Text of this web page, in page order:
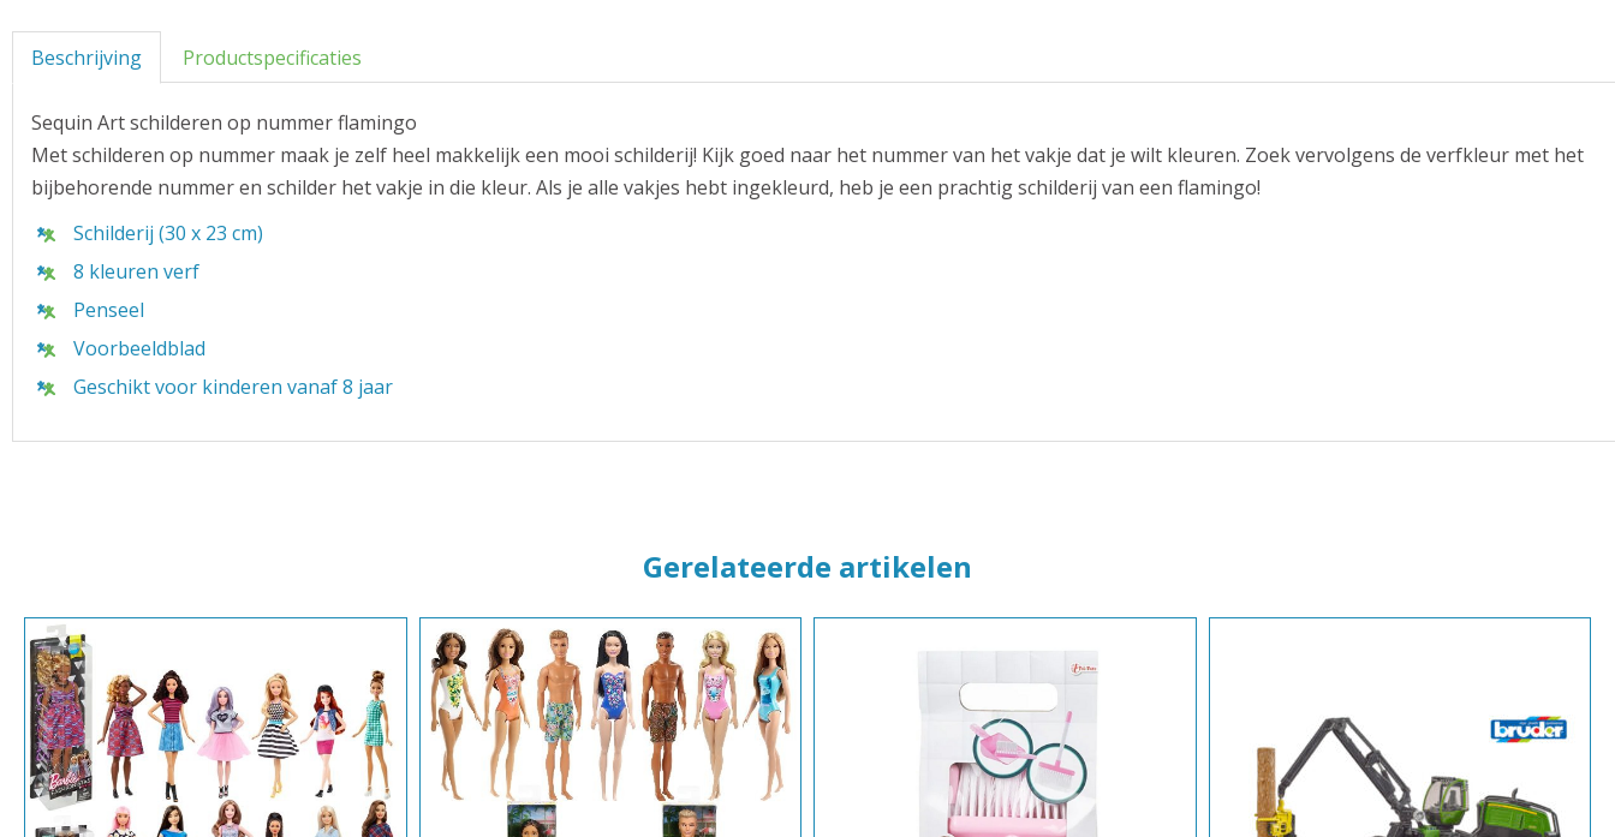
Beschrijving Productspecificaties
Sequin Art schilderen op nummer flamingo
Met schilderen op nummer maak je zelf heel makkelijk een mooi schilderij! Kijk goed naar het nummer van het vakje dat je wilt kleuren. Zoek vervolgens de verfkleur met het
bijbehorende nummer en schilder het vakje in die kleur. Als je alle vakjes hebt ingekleurd, heb je een prachtig schilderij van een flamingo!
Schilderij (30 x 23 cm)
8 kleuren verf
Penseel
Voorbeeldblad
Geschikt voor kinderen vanaf 8 jaar
Gerelateerde artikelen